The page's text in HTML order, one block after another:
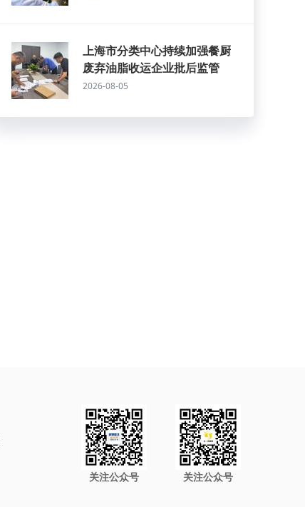
上海市分类中心持续加强餐厨
废弃油脂收运企业批后监管
2026-08-05
关注公众号 关注公众号